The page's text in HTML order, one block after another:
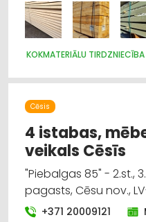
KOKMATERIĀLU TIRDZNIECĪBA
Cēsis
4 istabas,
veikals Cēsīs
"Piebalgas 85" - 2.st.,
pagasts, Cēsu nov.,
+371 20009121